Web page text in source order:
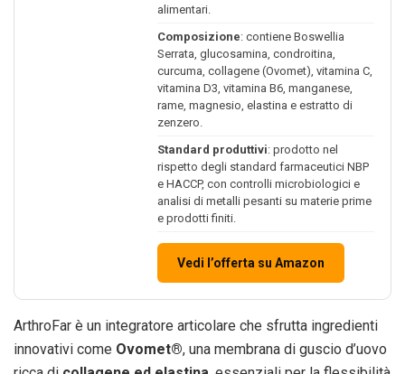
alimentari.
Composizione: contiene Boswellia
Serrata, glucosamina, condroitina,
curcuma, collagene (Ovomet), vitamina C,
vitamina D3, vitamina B6, manganese,
rame, magnesio, elastina e estratto di
zenzero.
Standard produttivi: prodotto nel
rispetto degli standard farmaceutici NBP
e HACCP, con controlli microbiologici e
analisi di metalli pesanti su materie prime
e prodotti finiti.
Vedi l’offerta su Amazon
ArthroFar è un integratore articolare che sfrutta ingredienti
innovativi come Ovomet®, una membrana di guscio d’uovo